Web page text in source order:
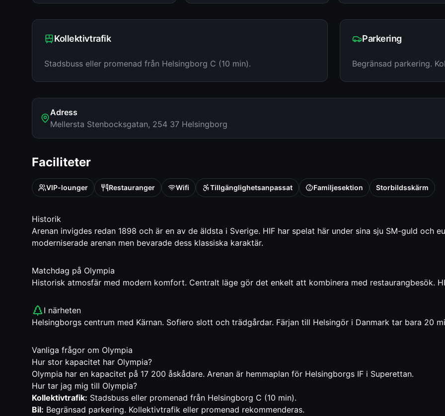
Kollektivtrafik
Stadsbuss eller promenad från Helsingborg C (10 min).
Parkering
Begränsad parkering.
Adress
Mellersta Stenbocksgatan, 254 37 Helsingborg
Faciliteter
VIP-lounger Restauranger Wifi Tillgänglighetsanpassat Familjesektion Storbildsskärm
Historik
Arenan invigdes redan 1898 och är en av de äldsta i Sverige. HIF har spelat här under sina sju SM-guld och
moderniserade arenan men bevarade dess klassiska karaktär.
Matchdag på Olympia
Historisk atmosfär med modern komfort. Centralt läge gör det enkelt att kombinera med restaurangbesök.
I närheten
Helsingborgs centrum med Kärnan. Sofiero slott och trädgårdar. Färjan till Helsingör i Danmark tar bara 20
Vanliga frågor om Olympia
Hur stor kapacitet har Olympia?
Olympia har en kapacitet på 17 200 åskådare. Arenan är hemmaplan för Helsingborgs IF i Superettan.
Hur tar jag mig till Olympia?
Kollektivtrafik: Stadsbuss eller promenad från Helsingborg C (10 min).
Bil: Begränsad parkering. Kollektivtrafik eller promenad rekommenderas.